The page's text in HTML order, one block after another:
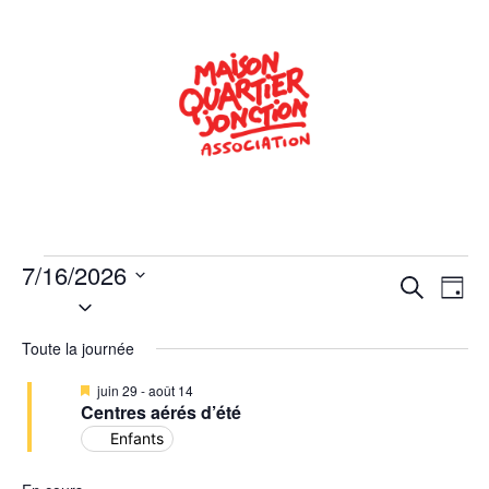
Recherche
Jour
7/16/2026
Sélectionnez
Toute la journée
Centres aérés d’été
Mis
en
avant
juin 29 -août 14
Enfants